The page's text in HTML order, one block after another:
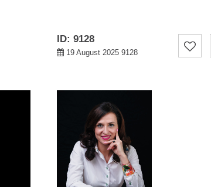
ID: 9128
19 August 2025 9128